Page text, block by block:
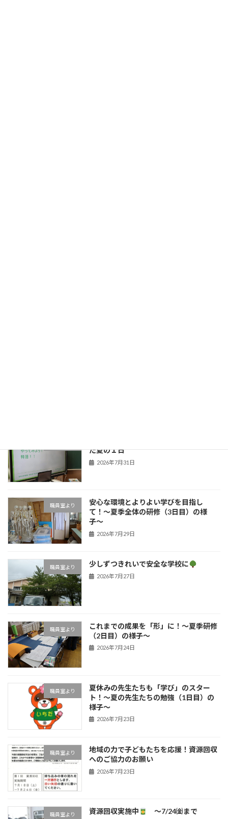
た夏の１日
2026年7月31日
職員室より
安心な環境とよりよい学びを目指し
て！〜夏季全体の研修（3日目）の様
子〜
2026年7月29日
職員室より 少しずつきれいで安全な学校に
2026年7月27日
職員室より
これまでの成果を「形」に！〜夏季研修
（2日目）の様子〜
2026年7月24日
職員室より
夏休みの先生たちも「学び」のスター
ト！〜夏の先生たちの勉強（1日目）の
様子〜
2026年7月23日
職員室より
地域の力で子どもたちを応援！資源回収
へのご協力のお願い
2026年7月23日
職員室より 資源回収実施中 ～7/24㈮まで